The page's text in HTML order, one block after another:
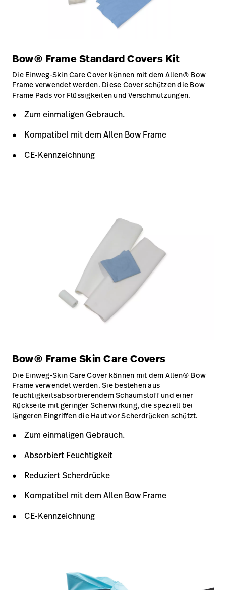
Bow® Frame Standard Covers Kit
Die Einweg-Skin Care Cover können mit dem Allen® Bow
Frame verwendet werden. Diese Cover schützen die Bow
Frame Pads vor Flüssigkeiten und Verschmutzungen.
Zum einmaligen Gebrauch.
Kompatibel mit dem Allen Bow Frame
CE-Kennzeichnung
Bow® Frame Skin Care Covers
Die Einweg-Skin Care Cover können mit dem Allen® Bow
Frame verwendet werden. Sie bestehen aus
feuchtigkeitsabsorbierendem Schaumstoff und einer
Rückseite mit geringer Scherwirkung, die speziell bei
längeren Eingriffen die Haut vor Scherdrücken schützt.
Zum einmaligen Gebrauch.
Absorbiert Feuchtigkeit
Reduziert Scherdrücke
Kompatibel mit dem Allen Bow Frame
CE-Kennzeichnung